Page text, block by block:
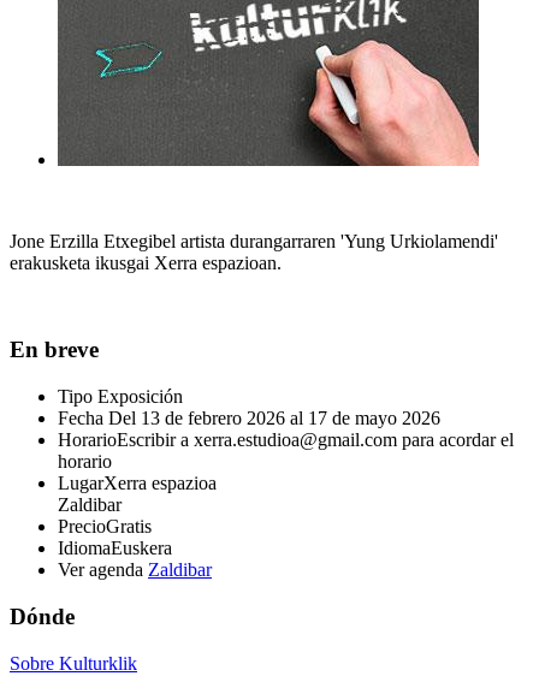
Jone Erzilla Etxegibel artista durangarraren 'Yung Urkiolamendi'
erakusketa ikusgai Xerra espazioan.
En breve
Tipo Exposición
Fecha Del 13 de febrero 2026 al 17 de mayo 2026
HorarioEscribir a xerra.estudioa@gmail.com para acordar el
horario
LugarXerra espazioa
Zaldibar
PrecioGratis
IdiomaEuskera
Ver agenda Zaldibar
Dónde
Sobre Kulturklik